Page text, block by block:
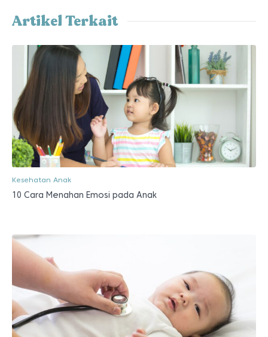
Artikel Terkait
Kesehatan Anak
10 Cara Menahan Emosi pada Anak